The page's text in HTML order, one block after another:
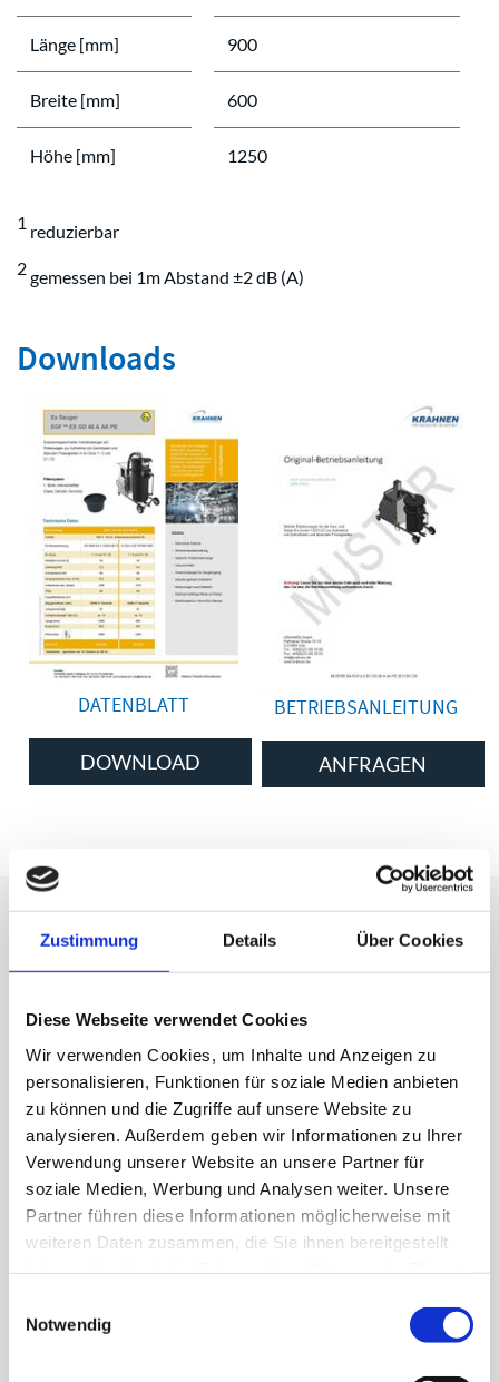
Zustimmung Details Über Cookies
Diese Webseite verwendet Cookies
Wir verwenden Cookies, um Inhalte und Anzeigen zu
personalisieren, Funktionen für soziale Medien anbieten
zu können und die Zugriffe auf unsere Website zu
analysieren. Außerdem geben wir Informationen zu Ihrer
Verwendung unserer Website an unsere Partner für
soziale Medien, Werbung und Analysen weiter. Unsere
Partner führen diese Informationen möglicherweise mit
weiteren Daten zusammen, die Sie ihnen bereitgestellt
Notwendig
Länge [mm] 900
Breite [mm] 600
Höhe [mm] 1250
1 reduzierbar
2gemessen bei 1m Abstand ±2 dB (A)
Downloads
DATENBLATT
DOWNLOAD
BETRIEBSANLEITUNG
ANFRAGEN
Ausführungen
EGF 2,2 EX GD 35 A AK
Für brennbare Flüssigkeiten